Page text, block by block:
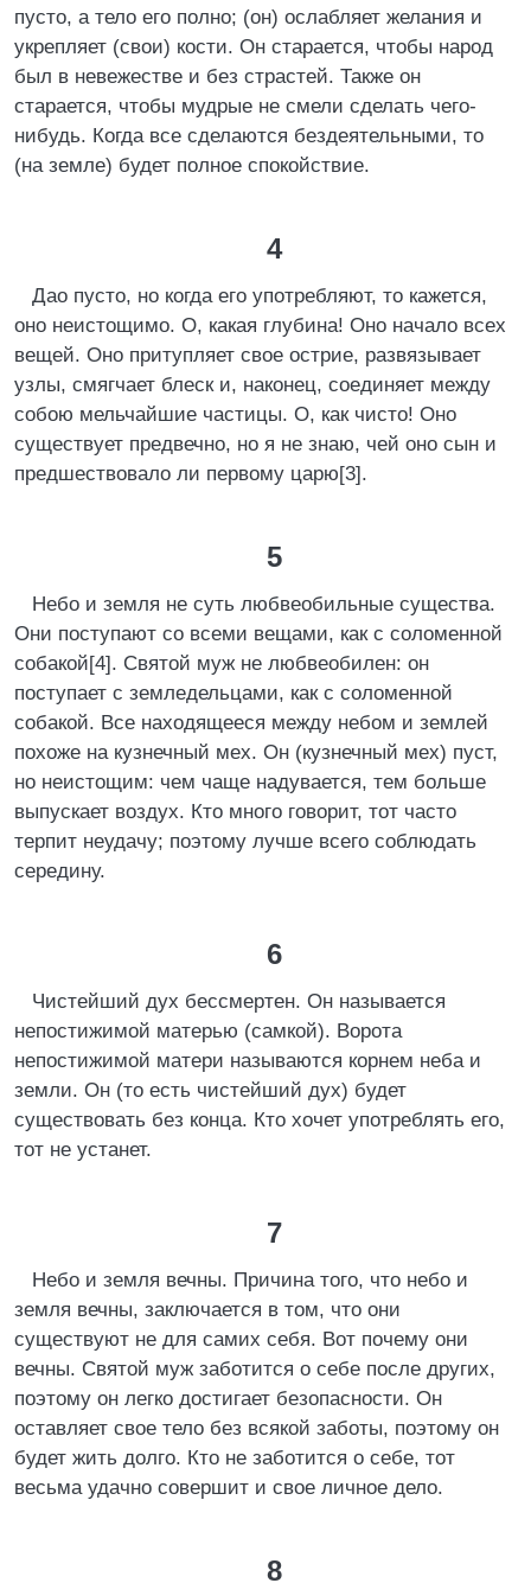
пусто, а тело его полно; (он) ослабляет желания и
укрепляет (свои) кости. Он старается, чтобы народ
был в невежестве и без страстей. Также он
старается, чтобы мудрые не смели сделать чего-
нибудь. Когда все сделаются бездеятельными, то
(на земле) будет полное спокойствие.
4
Дао пусто, но когда его употребляют, то кажется,
оно неистощимо. О, какая глубина! Оно начало всех
вещей. Оно притупляет свое острие, развязывает
узлы, смягчает блеск и, наконец, соединяет между
собою мельчайшие частицы. О, как чисто! Оно
существует предвечно, но я не знаю, чей оно сын и
предшествовало ли первому царю[3].
5
Небо и земля не суть любвеобильные существа.
Они поступают со всеми вещами, как с соломенной
собакой[4]. Святой муж не любвеобилен: он
поступает с земледельцами, как с соломенной
собакой. Все находящееся между небом и землей
похоже на кузнечный мех. Он (кузнечный мех) пуст,
но неистощим: чем чаще надувается, тем больше
выпускает воздух. Кто много говорит, тот часто
терпит неудачу; поэтому лучше всего соблюдать
середину.
6
Чистейший дух бессмертен. Он называется
непостижимой матерью (самкой). Ворота
непостижимой матери называются корнем неба и
земли. Он (то есть чистейший дух) будет
существовать без конца. Кто хочет употреблять его,
тот не устанет.
7
Небо и земля вечны. Причина того, что небо и
земля вечны, заключается в том, что они
существуют не для самих себя. Вот почему они
вечны. Святой муж заботится о себе после других,
поэтому он легко достигает безопасности. Он
оставляет свое тело без всякой заботы, поэтому он
будет жить долго. Кто не заботится о себе, тот
весьма удачно совершит и свое личное дело.
8